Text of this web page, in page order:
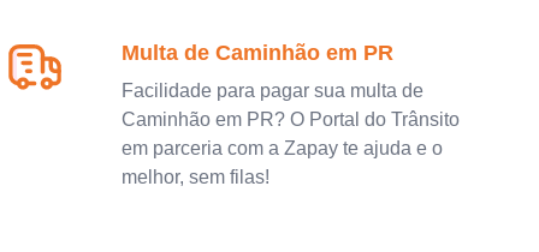
Multa de Caminhão em PR
Facilidade para pagar sua multa de
Caminhão em PR? O Portal do Trânsito
em parceria com a Zapay te ajuda e o
melhor, sem filas!